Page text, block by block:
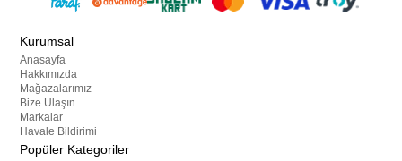
Kurumsal
Anasayfa
Hakkımızda
Mağazalarımız
Bize Ulaşın
Markalar
Havale Bildirimi
Popüler Kategoriler